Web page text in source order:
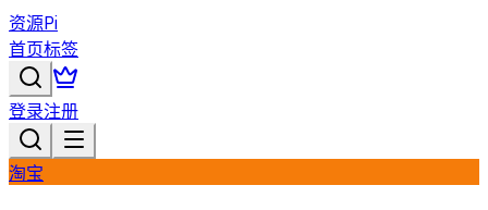
资源Pi
首页标签
登录注册
淘宝